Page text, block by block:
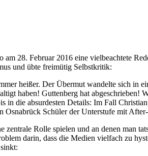
28. Februar 2016 eine vielbeachtete
und übte freimütig Selbstkritik:
heißer. Der Übermut wandelte sich in
haben! Guttenberg hat abgeschrieben!
die absurdesten Details: Im Fall
Schüler der Unterstufe mit
Rolle spielen und an denen man
darin, dass die Medien vielfach zu